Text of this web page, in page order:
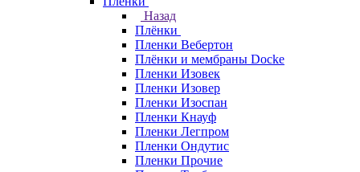
Назад
Плёнки
Пленки Вебертон
Плёнки и мембраны Docke
Пленки Изовек
Пленки Изовер
Пленки Изоспан
Пленки Кнауф
Пленки Легпром
Пленки Ондутис
Пленки Прочие